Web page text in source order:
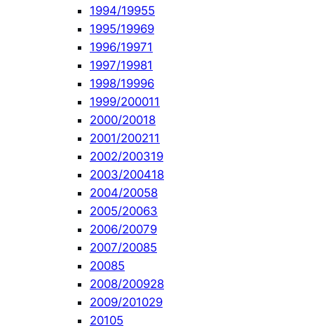
1994/19955
1995/19969
1996/19971
1997/19981
1998/19996
1999/200011
2000/20018
2001/200211
2002/200319
2003/200418
2004/20058
2005/20063
2006/20079
2007/20085
20085
2008/200928
2009/201029
20105